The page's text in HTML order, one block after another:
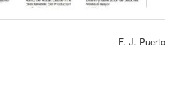
F. J. Puerto